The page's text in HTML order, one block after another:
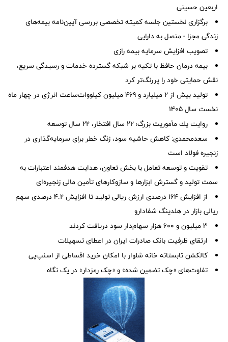
اربعین حسینی
برگزاری نخستین جلسه کمیته تخصصی بررسی آیین‌نامه بیمه‌های
زندگی مجزا - متصل به دارایی
تصویب افزایش سرمایه بیمه رازی
بیمه درمان حافظ با تکیه بر شبکه گسترده خدمات و رسیدگی سریع،
نقش حمایتی خود را پررنگ‌تر کرد
تولید بیش از ۲ میلیارد و ۴۶۹ میلیون کیلووات‌ساعت انرژی در چهار ماه
نخست سال ۱۴۰۵
روایت یك مأموریت بزرگ؛ 22 سال افتخار، 22 سال توسعه
سعدمحمدی: کاهش حاشیه سود، زنگ خطر برای سرمایه‌گذاری در
زنجیره فولاد است
تقویت و توسعه تعامل با بخش تعاون، هدایت هدفمند اعتبارات به
سمت تولید و گسترش ابزارها و سازوکارهای تأمین مالی زنجیره‌ای
از افزایش 164 درصدی ارزش ریالی تولید تا افزایش 4.2 درصدی سهم
ریالی بازار در هلدینگ شفادارو
۳ میلیون و ۶۰۰ هزار سهام‌دار سود دریافت کردند
ارتقای ظرفیت بانک صادرات ایران در اعطای تسهیلات
کالکشن تابستانه خانه شلوار با امکان خرید اقساطی از اسنپ‌پی
تفاوت‌های «چک تضمین شده» و «چک رمزدار» در یک نگاه